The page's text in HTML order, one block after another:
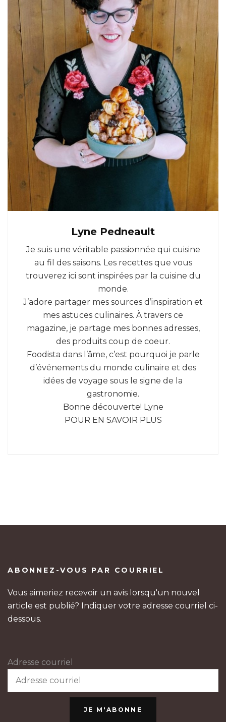
Lyne Pedneault
Je suis une véritable passionnée qui cuisine
au fil des saisons. Les recettes que vous
trouverez ici sont inspirées par la cuisine du
monde.
J’adore partager mes sources d’inspiration et
mes astuces culinaires. À travers ce
magazine, je partage mes bonnes adresses,
des produits coup de coeur.
Foodista dans l’âme, c’est pourquoi je parle
d’événements du monde culinaire et des
idées de voyage sous le signe de la
gastronomie.
Bonne découverte! Lyne
POUR EN SAVOIR PLUS
ABONNEZ-VOUS PAR COURRIEL
Vous aimeriez recevoir un avis lorsqu'un nouvel
article est publié? Indiquer votre adresse courriel ci-
dessous.
Adresse courriel
JE M'ABONNE